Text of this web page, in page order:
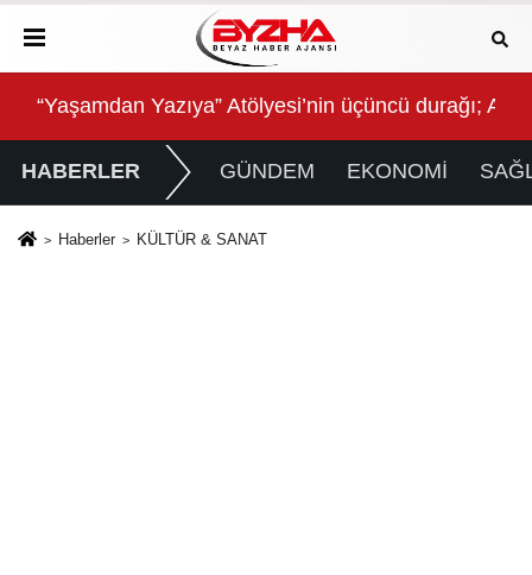
Parkı’nda Vatandaşlarla Bir Araya Geldi
“Yaşamdan Yazıya” Atölyesi’nin üçüncü durağı; Aşk
HABERLER GÜNDEM EKONOMİ
Haberler KÜLTÜR & SANAT